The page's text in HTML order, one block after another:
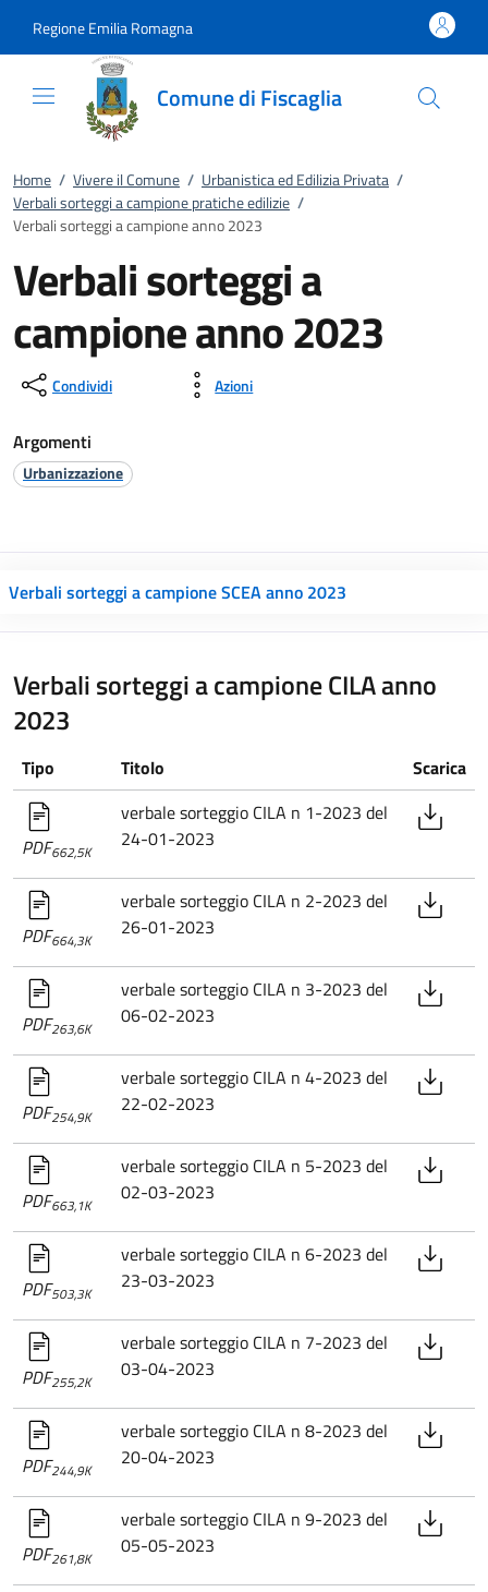
Regione Emilia Romagna
Comune di Fiscaglia
Home / Vivere il Comune / Urbanistica ed Edilizia Privata /
Verbali sorteggi a campione pratiche edilizie /
Verbali sorteggi a campione anno 2023
Verbali sorteggi a
campione anno 2023
Condividi Azioni
Argomenti
Urbanizzazione
Verbali sorteggi a campione SCEA anno 2023
Verbali sorteggi a campione CILA anno
2023
Tipo Titolo Scarica
PDF662,5K
verbale sorteggio CILA n 1-2023 del
24-01-2023
PDF664,3K
verbale sorteggio CILA n 2-2023 del
26-01-2023
PDF263,6K
verbale sorteggio CILA n 3-2023 del
06-02-2023
PDF254,9K
verbale sorteggio CILA n 4-2023 del
22-02-2023
PDF663,1K
verbale sorteggio CILA n 5-2023 del
02-03-2023
PDF503,3K
verbale sorteggio CILA n 6-2023 del
23-03-2023
PDF255,2K
verbale sorteggio CILA n 7-2023 del
03-04-2023
PDF244,9K
verbale sorteggio CILA n 8-2023 del
20-04-2023
PDF261,8K
verbale sorteggio CILA n 9-2023 del
05-05-2023